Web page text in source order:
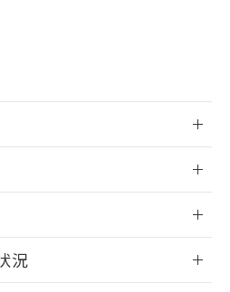
。況
ておりました。
への在庫切替を完了
特段のことがない限
より割愛しておりま